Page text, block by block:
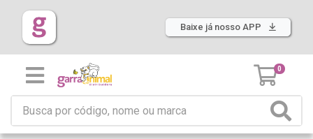
Baixe já nosso APP
0